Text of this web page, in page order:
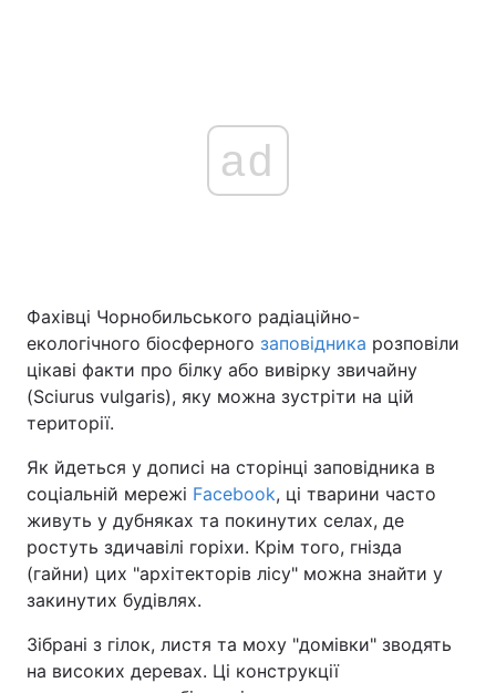
Головна Війна
Україна Політика
Спорт Наука
Техно і зв'язок Лайт
Зброя
Здоров'я Туризм
ad
Фахівці Чорнобильського радіаційно-
екологічного біосферного заповідника розповіли
цікаві факти про білку або вивірку звичайну
(Sciurus vulgaris), яку можна зустріти на цій
території.
Як йдеться у дописі на сторінці заповідника в
соціальній мережі Facebook, ці тварини часто
живуть у дубняках та покинутих селах, де
ростуть здичавілі горіхи. Крім того, гнізда
(гайни) цих "архітекторів лісу" можна знайти у
закинутих будівлях.
Зібрані з гілок, листя та моху "домівки" зводять
на високих деревах. Ці конструкції